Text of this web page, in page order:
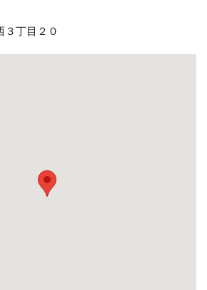
３丁目２０